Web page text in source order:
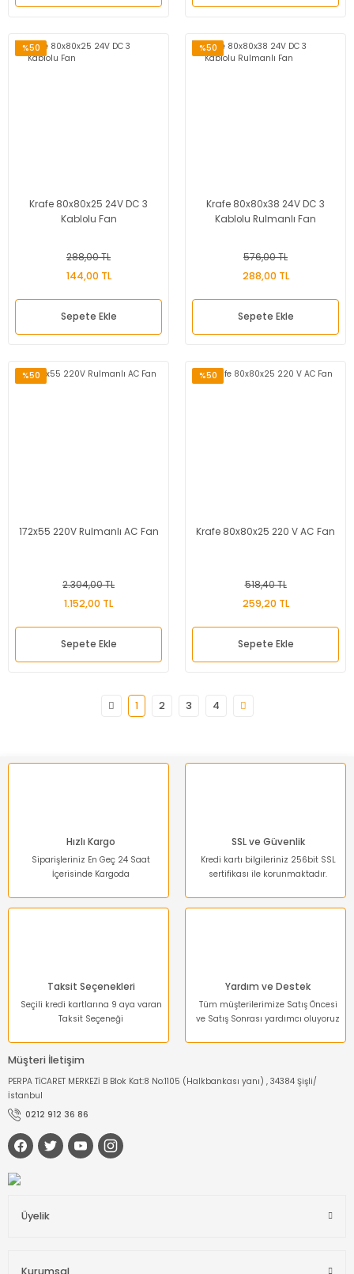
%50
Krafe 80x80x25 24V DC 3
Kablolu Fan
288,00 TL
144,00 TL
Sepete Ekle
%50
Krafe 80x80x38 24V DC 3
Kablolu Rulmanlı Fan
576,00 TL
288,00 TL
Sepete Ekle
%50
172x55 220V Rulmanlı AC Fan
2.304,00 TL
1.152,00 TL
Sepete Ekle
%50
Krafe 80x80x25 220 V AC Fan
518,40 TL
259,20 TL
Sepete Ekle
1 2 3 4
Hızlı Kargo
Siparişleriniz En Geç 24 Saat
İçerisinde Kargoda
SSL ve Güvenlik
Kredi kartı bilgileriniz 256bit SSL
sertifikası ile korunmaktadır.
Taksit Seçenekleri
Seçili kredi kartlarına 9 aya varan
Taksit Seçeneği
Yardım ve Destek
Tüm müşterilerimize Satış Öncesi
ve Satış Sonrası yardımcı oluyoruz
Müşteri İletişim
PERPA TİCARET MERKEZİ B Blok Kat:8 No:1105 (Halkbankası yanı) , 34384 Şişli/
İstanbul
0212 912 36 86
Üyelik
Kurumsal